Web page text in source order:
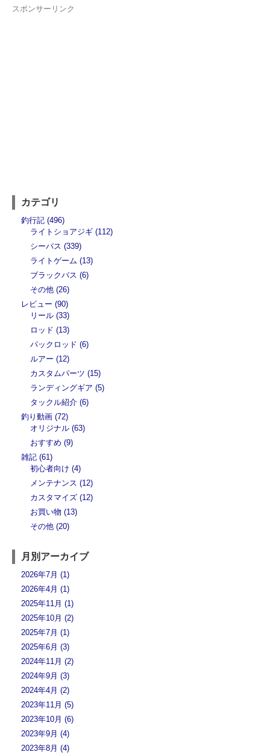
スポンサーリンク
カテゴリ
釣行記 (496)
ライトショアジギ (112)
シーバス (339)
ライトゲーム (13)
ブラックバス (6)
その他 (26)
レビュー (90)
リール (33)
ロッド (13)
パックロッド (6)
ルアー (12)
カスタムパーツ (15)
ランディングギア (5)
タックル紹介 (6)
釣り動画 (72)
オリジナル (63)
おすすめ (9)
雑記 (61)
初心者向け (4)
メンテナンス (12)
カスタマイズ (12)
お買い物 (13)
その他 (20)
月別アーカイブ
2026年7月 (1)
2026年4月 (1)
2025年11月 (1)
2025年10月 (2)
2025年7月 (1)
2025年6月 (3)
2024年11月 (2)
2024年9月 (3)
2024年4月 (2)
2023年11月 (5)
2023年10月 (6)
2023年9月 (4)
2023年8月 (4)